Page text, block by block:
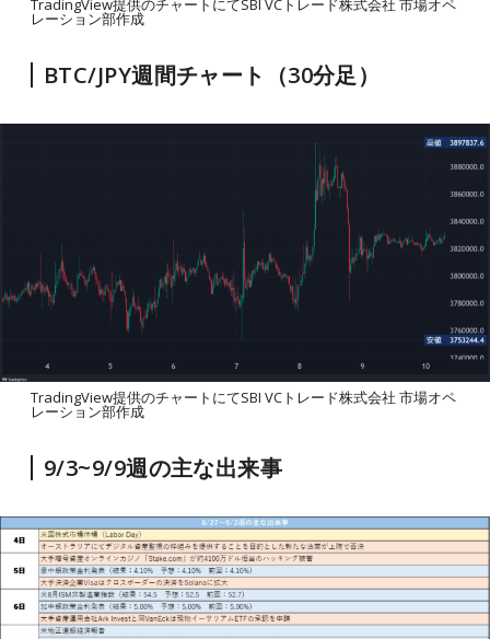
TradingView提供のチャートにてSBI VCトレード株式会社 市場オペ
レーション部作成
BTC/JPY週間チャート（30分足）
TradingView提供のチャートにてSBI VCトレード株式会社 市場オペ
レーション部作成
9/3~9/9週の主な出来事